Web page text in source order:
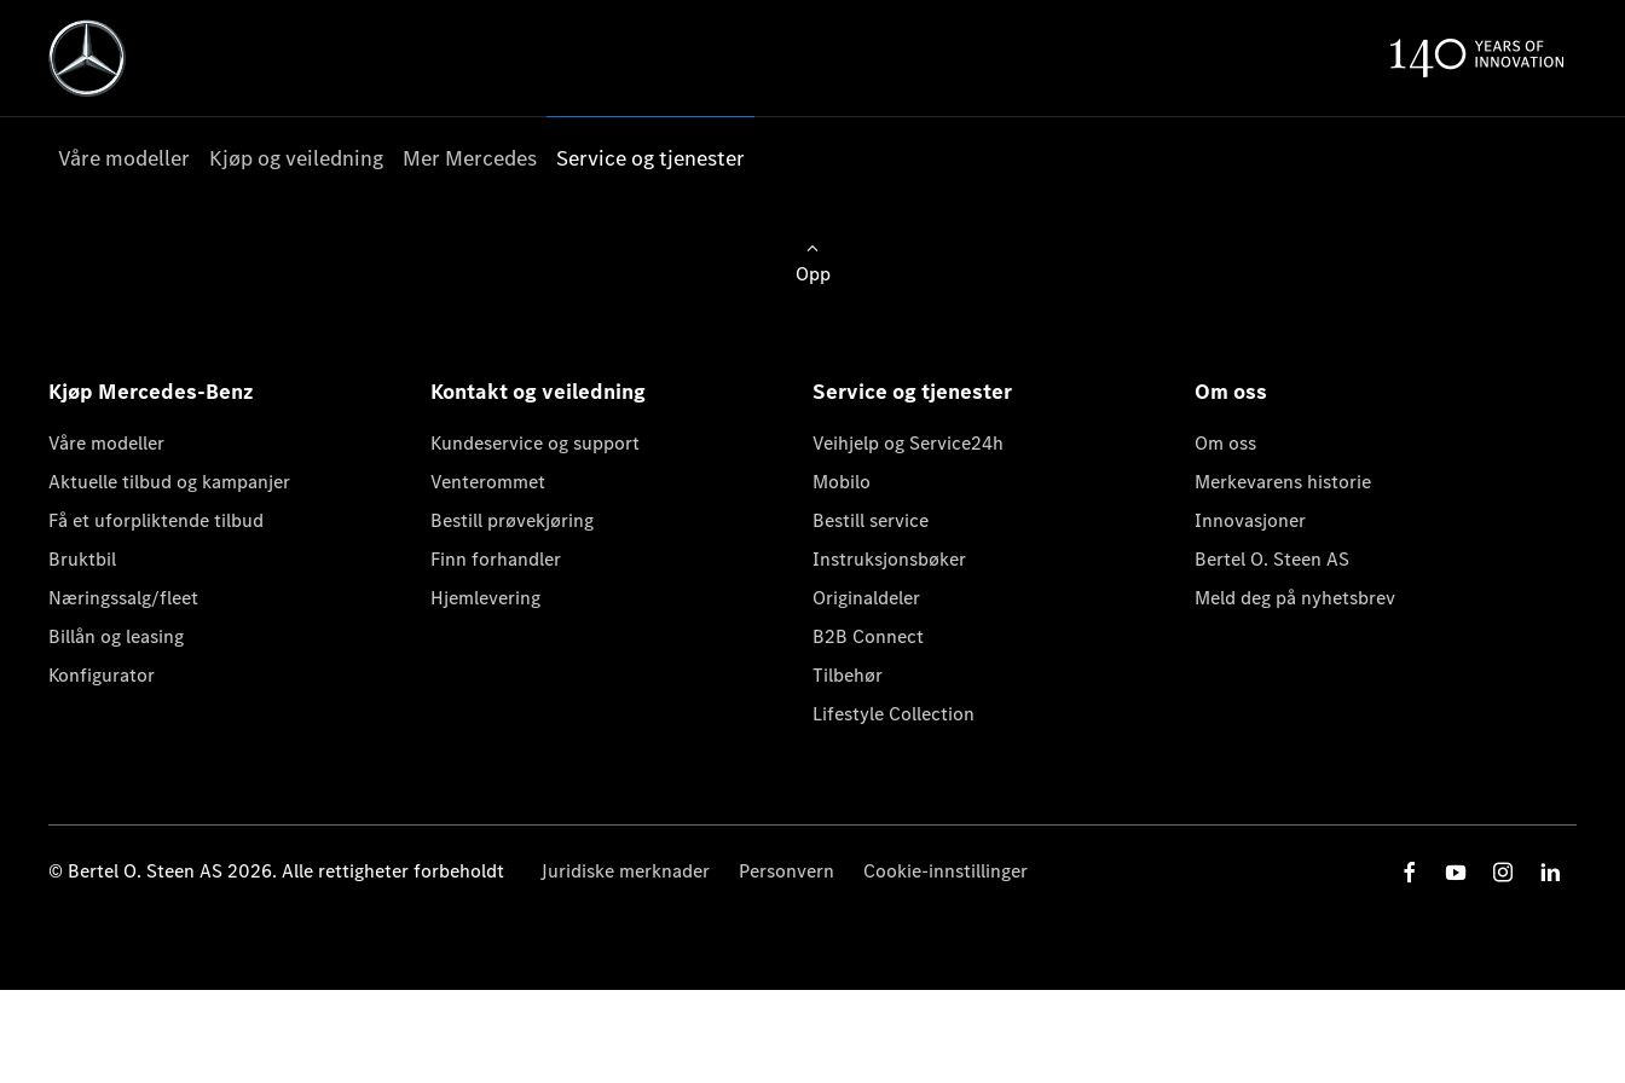
Våre modeller Kjøp og veiledning Mer Mercedes Service og tjenester
Opp
Kjøp Mercedes-Benz
Våre modeller
Aktuelle tilbud og kampanjer
Få et uforpliktende tilbud
Bruktbil
Næringssalg/fleet
Billån og leasing
Konfigurator
Kontakt og veiledning
Kundeservice og support
Venterommet
Bestill prøvekjøring
Finn forhandler
Hjemlevering
Service og tjenester
Veihjelp og Service24h
Mobilo
Bestill service
Instruksjonsbøker
Originaldeler
B2B Connect
Tilbehør
Lifestyle Collection
Om oss
Om oss
Merkevarens historie
Innovasjoner
Bertel O. Steen AS
Meld deg på nyhetsbrev
© Bertel O. Steen AS 2026. Alle rettigheter forbeholdt Juridiske merknader Personvern Cookie-innstillinger